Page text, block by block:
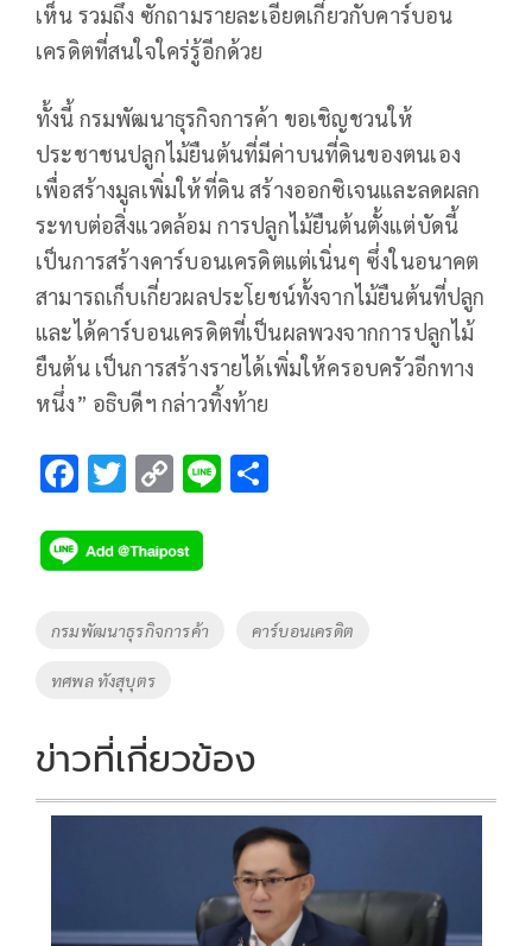
เห็น รวมถึง ซักถามรายละเอียดเกี่ยวกับคาร์บอน
เครดิตที่สนใจใคร่รู้อีกด้วย
ทั้งนี้ กรมพัฒนาธุรกิจการค้า ขอเชิญชวนให้
ประชาชนปลูกไม้ยืนต้นที่มีค่าบนที่ดินของตนเอง
เพื่อสร้างมูลเพิ่มให้ที่ดิน สร้างออกซิเจนและลดผลก
ระทบต่อสิ่งแวดล้อม การปลูกไม้ยืนต้นตั้งแต่บัดนี้
เป็นการสร้างคาร์บอนเครดิตแต่เนิ่นๆ ซึ่งในอนาคต
สามารถเก็บเกี่ยวผลประโยชน์ทั้งจากไม้ยืนต้นที่ปลูก
และได้คาร์บอนเครดิตที่เป็นผลพวงจากการปลูกไม้
ยืนต้น เป็นการสร้างรายได้เพิ่มให้ครอบครัวอีกทาง
หนึ่ง” อธิบดีฯ กล่าวทิ้งท้าย
F
e
b
o
k
T
tt
er
C
p
y
Li
Li
Tags
กรมพัฒนาธุรกิจการค้า คาร์บอนเครดิต
ทศพล ทังสุบุตร
ข่าวที่เกี่ยวข้อง